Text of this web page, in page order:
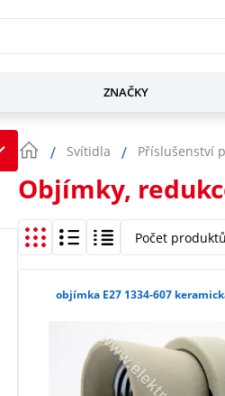
ZNAČKY
Svítidla Příslušenství
Objímky,
Počet produktů
objímka E27 1334-607